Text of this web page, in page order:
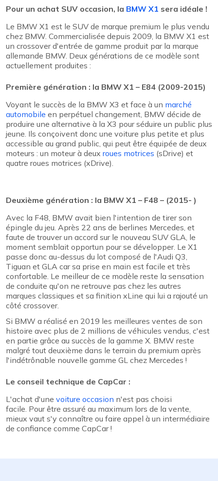
Pour un achat SUV occasion, la BMW X1 sera idéale !
Le BMW X1 est le SUV de marque premium le plus vendu
chez BMW. Commercialisée depuis 2009, la BMW X1 est
un crossover d'entrée de gamme produit par la marque
allemande BMW. Deux générations de ce modèle sont
actuellement produites :
Première génération : la BMW X1 – E84 (2009-2015)
Voyant le succès de la BMW X3 et face à un marché
automobile en perpétuel changement, BMW décide de
produire une alternative à la X3 pour séduire un public plus
jeune. Ils conçoivent donc une voiture plus petite et plus
accessible au grand public, qui peut être équipée de deux
moteurs : un moteur à deux roues motrices (sDrive) et
quatre roues motrices (xDrive).
Deuxième génération : la BMW X1 – F48 – (2015- )
Avec la F48, BMW avait bien l'intention de tirer son
épingle du jeu. Après 22 ans de berlines Mercedes, et
faute de trouver un accord sur le nouveau SUV GLA, le
moment semblait opportun pour se développer. Le X1
passe donc au-dessus du lot composé de l'Audi Q3,
Tiguan et GLA car sa prise en main est facile et très
confortable. Le meilleur de ce modèle reste la sensation
de conduite qu'on ne retrouve pas chez les autres
marques classiques et sa finition xLine qui lui a rajouté un
côté crossover.
Si BMW a réalisé en 2019 les meilleures ventes de son
histoire avec plus de 2 millions de véhicules vendus, c'est
en partie grâce au succès de la gamme X. BMW reste
malgré tout deuxième dans le terrain du premium après
l'indétrônable nouvelle gamme GL chez Mercedes !
Le conseil technique de CapCar :
L'achat d'une voiture occasion n'est pas choisi
facile. Pour être assuré au maximum lors de la vente,
mieux vaut s'y connaître ou faire appel à un intermédiaire
de confiance comme CapCar !